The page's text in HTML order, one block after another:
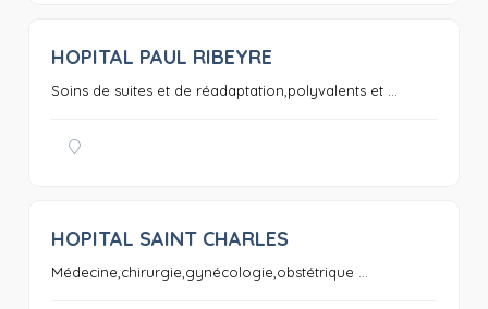
HOPITAL PAUL RIBEYRE
Soins de suites et de réadaptation,polyvalents et ...
HOPITAL SAINT CHARLES
Médecine,chirurgie,gynécologie,obstétrique ...